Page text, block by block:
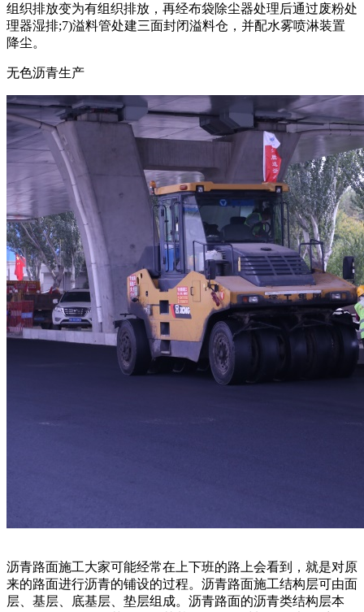
组织排放变为有组织排放，再经布袋除尘器处理后通过废粉处
理器湿排;7)溢料管处建三面封闭溢料仓，并配水雾喷淋装置
降尘。
无色沥青生产
沥青路面施工大家可能经常在上下班的路上会看到，就是对原
来的路面进行沥青的铺设的过程。沥青路面施工结构层可由面
层、基层、底基层、垫层组成。沥青路面的沥青类结构层本